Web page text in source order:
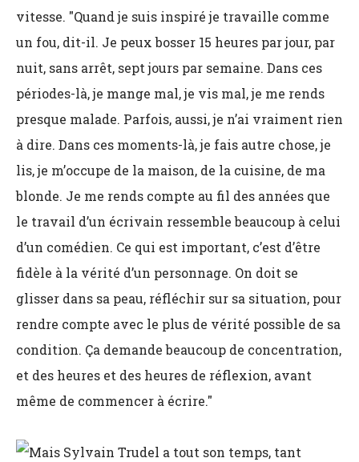
vitesse. "Quand je suis inspiré je travaille comme
un fou, dit-il. Je peux bosser 15 heures par jour, par
nuit, sans arrêt, sept jours par semaine. Dans ces
périodes-là, je mange mal, je vis mal, je me rends
presque malade. Parfois, aussi, je n’ai vraiment rien
à dire. Dans ces moments-là, je fais autre chose, je
lis, je m’occupe de la maison, de la cuisine, de ma
blonde. Je me rends compte au fil des années que
le travail d’un écrivain ressemble beaucoup à celui
d’un comédien. Ce qui est important, c’est d’être
fidèle à la vérité d’un personnage. On doit se
glisser dans sa peau, réfléchir sur sa situation, pour
rendre compte avec le plus de vérité possible de sa
condition. Ça demande beaucoup de concentration,
et des heures et des heures de réflexion, avant
même de commencer à écrire."
Mais Sylvain Trudel a tout son temps, tant